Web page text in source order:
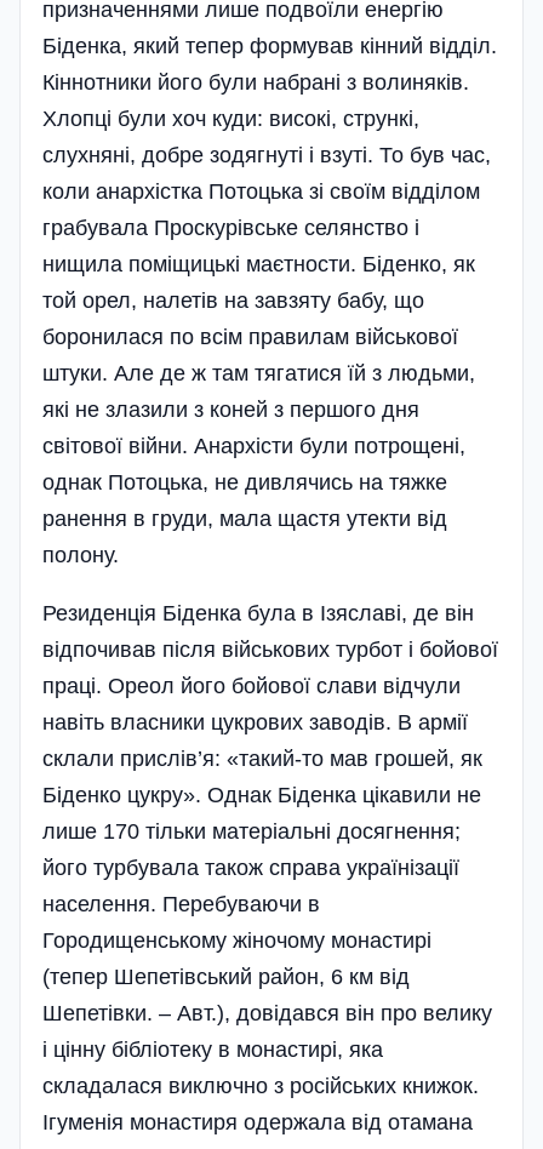
призначеннями лише подвоїли енергію
Біденка, який тепер формував кінний відділ.
Кіннотники його були набрані з волиняків.
Хлопці були хоч куди: високі, стрункі,
слухняні, добре зодягнуті і взуті. То був час,
коли анархістка Потоцька зі своїм відділом
грабувала Проскурівське селянство і
нищила поміщицькі маєтности. Біденко, як
той орел, налетів на завзяту бабу, що
боронилася по всім правилам військової
штуки. Але де ж там тягатися їй з людьми,
які не злазили з коней з першого дня
світової війни. Анархісти були потрощені,
однак Потоцька, не дивлячись на тяжке
ранення в груди, мала щастя утекти від
полону.
Резиденція Біденка була в Ізяславі, де він
відпочивав після військових турбот і бойової
праці. Ореол його бойової слави відчули
навіть власники цукрових заводів. В армії
склали прислів’я: «такий-то мав грошей, як
Біденко цукру». Однак Біденка цікавили не
лише 170 тільки матеріальні досягнення;
його турбувала також справа українізації
населення. Перебуваючи в
Городищенському жіночому монастирі
(тепер Шепетівський район, 6 км від
Шепетівки. – Авт.), довідався він про велику
і цінну бібліотеку в монастирі, яка
складалася виключно з російських книжок.
Ігуменія монастиря одержала від отамана